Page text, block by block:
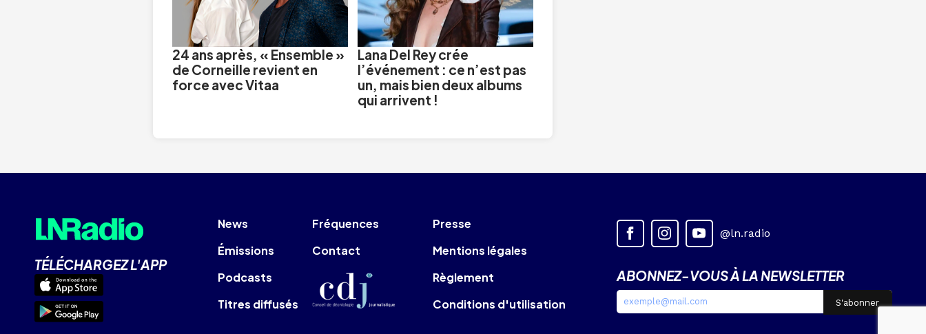
24 ans après, « Ensemble »
de Corneille revient en
force avec Vitaa
Lana Del Rey crée
l’événement : ce n’est pas
un, mais bien deux albums
qui arrivent !
TÉLÉCHARGEZ L'APP
News
Émissions
Podcasts
Titres diffusés
Fréquences
Contact
Presse
Mentions légales
Règlement
Conditions d'utilisation
@ln.radio
ABONNEZ-VOUS À LA NEWSLETTER